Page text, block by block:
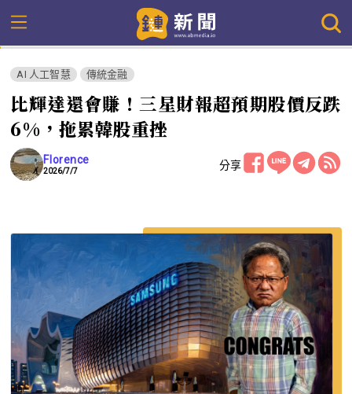
AI 人工智慧 傳統金融
比輝達還會賺！三星財報超預期股價反跌
6%，拖累韓股重挫
Florence
2026/7/7 分享